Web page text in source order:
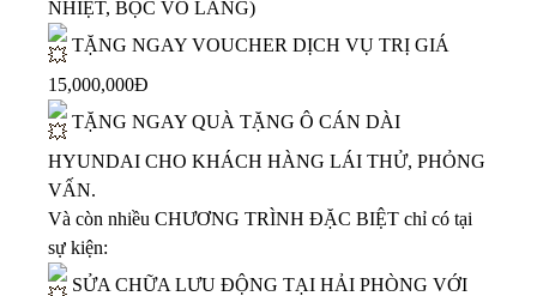
NHIỆT, BỌC VÔ LĂNG)
TẶNG NGAY VOUCHER DỊCH VỤ TRỊ GIÁ
15,000,000Đ
TẶNG NGAY QUÀ TẶNG Ô CÁN DÀI
HYUNDAI CHO KHÁCH HÀNG LÁI THỬ, PHỎNG
VẤN.
Và còn nhiều CHƯƠNG TRÌNH ĐẶC BIỆT chỉ có tại
sự kiện:
SỬA CHỮA LƯU ĐỘNG TẠI HẢI PHÒNG VỚI